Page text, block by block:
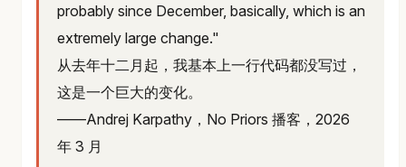
probably since December, basically, which is an
extremely large change."
从去年十二月起，我基本上一行代码都没写过，
这是一个巨大的变化。
——Andrej Karpathy，No Priors 播客，2026
年 3 月